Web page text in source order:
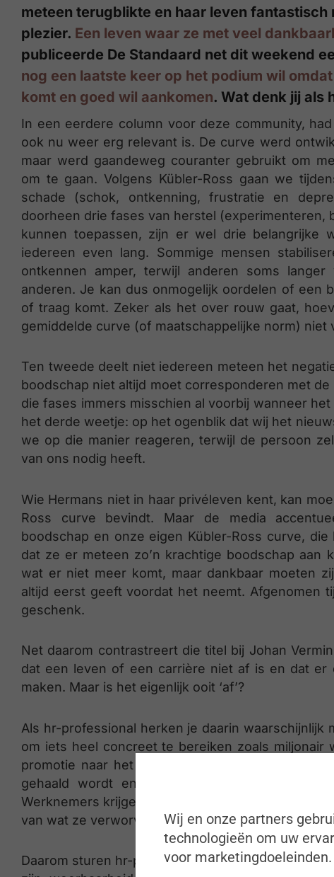
meteen terugblikte en haar leven
plezier. Een leven waar ze met veel
publiceerde De Standaard net dit weekend
nog een laatste keer op het podium wil
komt en goed wil aankomen. Wat denk jij als
In een eerdere column voor deze community,
ook nu weer erg relevant is. De curve werd
maar werd gaandeweg couranter gebruikt om
om te gaan. Volgens Kübler-Ross gaan we
schade (schok, ontkenning, frustratie en
doorheen drie fases van herstel
kunnen toepassen, zijn er wel drie belangrijke
iedereen even lang. Sommige mensen
ontkennen amper, terwijl anderen soms
anderen. Je kan dus onmogelijk oordelen of een
of traag komt. Zeker als het over rouw gaat,
gemiddelde curve (of maatschappelijke norm) niet
Ten tweede deelt niet iedereen meteen het
boodschap niet altijd moet corresponderen met
die fases immers misschien al voorbij wanneer
het derde weetje: op het ogenblik dat wij het
we op die manier reageren, terwijl de persoon
van ons nodig heeft.
Wie Hermans niet in haar privéleven kent, kan
Ross curve bevindt. Maar de media
boodschap en onze eigen Kübler-Ross curve,
dat ze er meteen zo’n krachtige boodschap
wat er niet meer komt, maar dankbaar moeten
altijd eerst geeft voordat het neemt. Afgenomen
geschenk.
Net daarom contrastreert die titel bij Johan
dat een leven of een carrière niet af is en dat er
maken. Maar is het eigenlijk ooit ‘af’?
Als hr-professional herken je daarin
om iets heel concreet te bereiken zoals
promotie naar het directieniveau maken. Die
gehaald wordt en maakt ook niet altijd
Werknemers krijgen dan vaak een nieuw doel in
van wat ze verworven hebben (zoals een demotie
Daarom sturen hr-professionals liever naar de
Wij en onze partners
technologieën om uw
voor